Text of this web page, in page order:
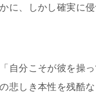
に、しかし確実に
自分こそが彼を操
悲しき本性を残酷